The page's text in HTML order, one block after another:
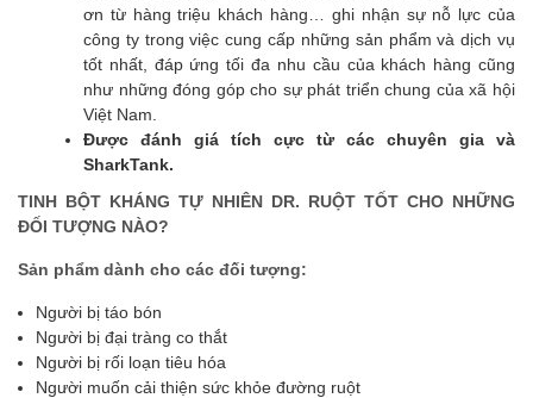
ơn từ hàng triệu khách hàng… ghi nhận sự nỗ lực của
công ty trong việc cung cấp những sản phẩm và dịch vụ
tốt nhất, đáp ứng tối đa nhu cầu của khách hàng cũng
như những đóng góp cho sự phát triển chung của xã hội
Việt Nam.
Được đánh giá tích cực từ các chuyên gia và
SharkTank.
TINH BỘT KHÁNG TỰ NHIÊN DR. RUỘT TỐT CHO NHỮNG
ĐỐI TƯỢNG NÀO?
Sản phẩm dành cho các đối tượng:
Người bị táo bón
Người bị đại tràng co thắt
Người bị rối loạn tiêu hóa
Người muốn cải thiện sức khỏe đường ruột